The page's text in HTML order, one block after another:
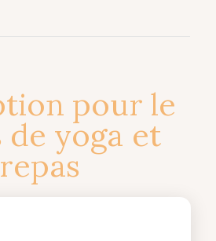
pour le
yoga et
repas